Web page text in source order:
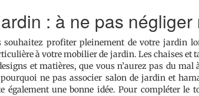
: à ne pas négliger
souhaitez profiter pleinement de votre jardin
à votre mobilier de jardin. Les chaises et
et matières, que vous n’aurez pas du
ne pas associer salon de jardin et
une bonne idée. Pour compléter le